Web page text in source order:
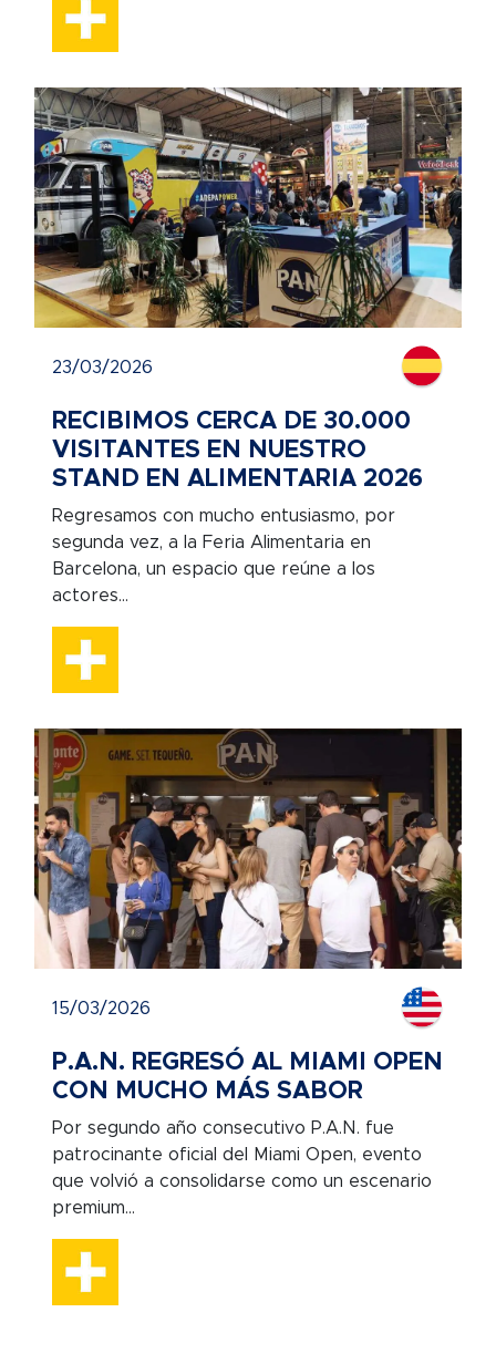
23/03/2026
RECIBIMOS CERCA DE 30.000
VISITANTES EN NUESTRO
STAND EN ALIMENTARIA 2026
Regresamos con mucho entusiasmo, por
segunda vez, a la Feria Alimentaria en
Barcelona, un espacio que reúne a los
actores...
15/03/2026
P.A.N. REGRESÓ AL MIAMI OPEN
CON MUCHO MÁS SABOR
Por segundo año consecutivo P.A.N. fue
patrocinante oficial del Miami Open, evento
que volvió a consolidarse como un escenario
premium...